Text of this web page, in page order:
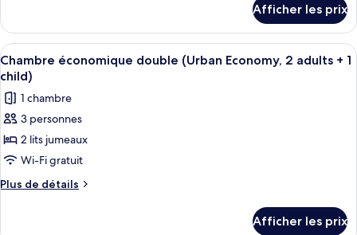
Chambre
Prestige
double,
terrasse
Chambre
Prestige
double,
terrasse
Afficher les prix
Afficher
toutes
les
photos
pour
ce
type
de
Une chambre d’hôtel avec un
1
Chambre économique double (Urban Economy, 2 adults + 1
child)
1 chambre
3 personnes
2 lits jumeaux
Wi-Fi gratuit
Plus de détails
Plus
Afficher les prix